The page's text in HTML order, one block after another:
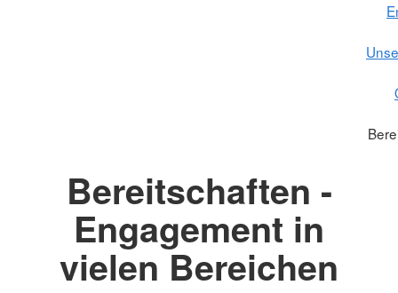
Bereitschaften -
Engagement in
vielen Bereichen